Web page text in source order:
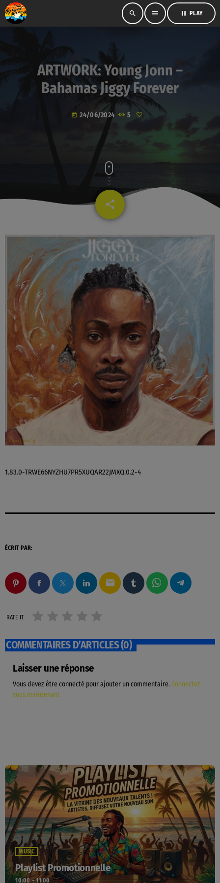
search menu pause PLAY
ARTWORK: Young Jonn –
Bahamas Jiggy Forever
today 24/06/2024 5
share
email
1.83.0-TRWE66NYZHU7PR5XUQAR22JMXQ.0.2-4
ÉCRIT PAR:
email
RATE IT
COMMENTAIRES D’ARTICLES (0)
Laisser une réponse
Vous devez être connecté pour ajouter un commentaire. Connectez-
vous maintenant
MUSIC
Playlist Promotionnelle
10:00 - 11:00